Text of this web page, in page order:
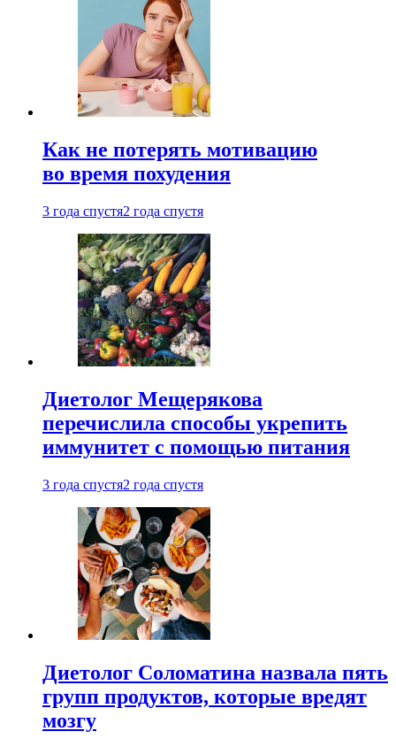
Как не потерять мотивацию
во время похудения
3 года спустя2 года спустя
Диетолог Мещерякова
перечислила способы укрепить
иммунитет с помощью питания
3 года спустя2 года спустя
Диетолог Соломатина назвала пять
групп продуктов, которые вредят
мозгу